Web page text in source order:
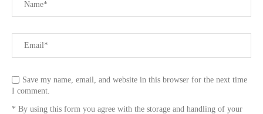
Save my name, email, and website in this browser for the next time
I comment.
* By using this form you agree with the storage and handling of your